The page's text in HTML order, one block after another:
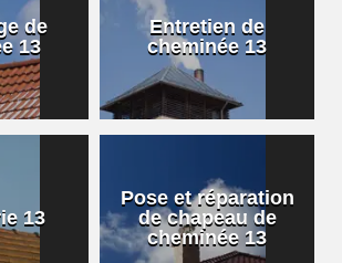
de
13
Entretien de
cheminée 13
13
Pose et réparation
de chapeau de
cheminée 13